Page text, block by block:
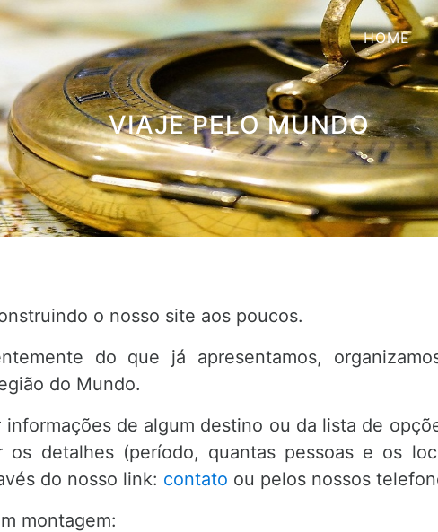
HOME
VIAJE PELO MUNDO
o nosso site aos poucos.
do que já apresentamos,
do Mundo.
informações de algum destino ou da lista de
os detalhes (período, quantas pessoas e os
do nosso link: contato ou pelos nossos
montagem: